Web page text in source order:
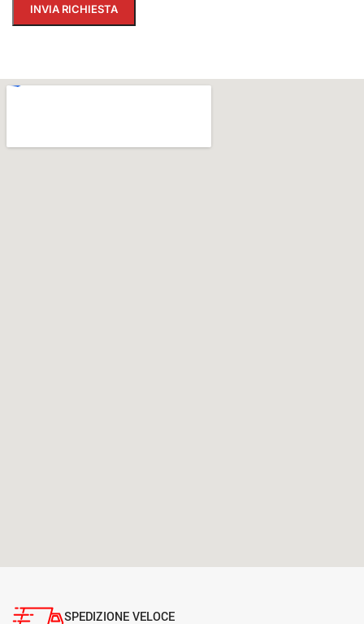
SPEDIZIONE VELOCE